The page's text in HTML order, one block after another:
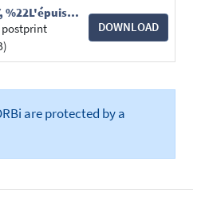
J. CABAY, %22L'épuisement en ligne des droits d'auteur - Pérégrinations le long des frontières américaines et européennes du droit de distribution%22, A&M, 2013, pp. 303-319.pdf
postprint
DOWNLOAD
are protected by a